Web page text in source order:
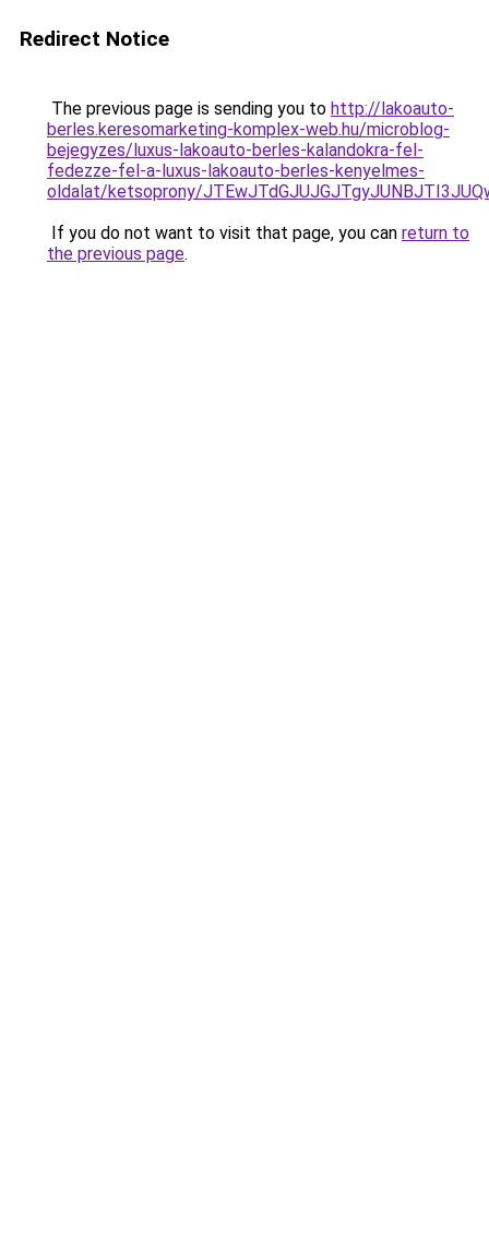
Redirect Notice
The previous page is sending you to http://lakoauto-
berles.keresomarketing-komplex-web.hu/microblog-
bejegyzes/luxus-lakoauto-berles-kalandokra-fel-
fedezze-fel-a-luxus-lakoauto-berles-kenyelmes-
oldalat/ketsoprony/
If you do not want to visit that page, you can return to
the previous page.